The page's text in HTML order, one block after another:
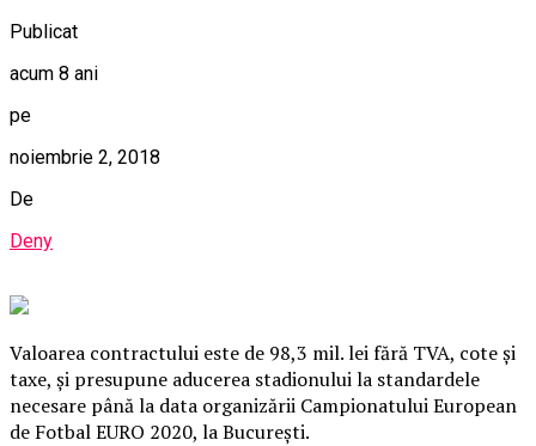
Publicat
acum 8 ani
pe
noiembrie 2, 2018
De
Deny
Valoarea contractului este de 98,3 mil. lei fără TVA, cote şi
taxe, şi presupune aducerea stadionului la standardele
necesare până la data organizării Campionatului European
de Fotbal EURO 2020, la Bucureşti.